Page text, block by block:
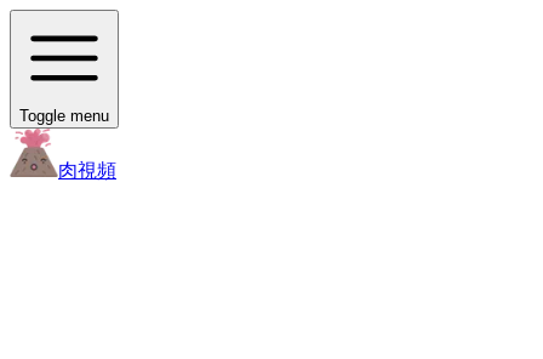
Toggle menu
肉視頻